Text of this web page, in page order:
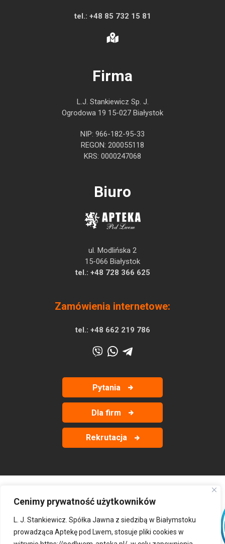
Cenimy prywatność użytkowników
L. J. Stankiewicz. Spółka Jawna z siedzibą w Białymstoku
prowadząca Aptekę pod Lwem, stosuje pliki cookies w
tel.: +48 85 732 15 81
Firma
L.J. Stankiewicz Sp. J.
Ogrodowa 19 15-027 Białystok
NIP: 966-182-95-33
REGON: 200055118
KRS: 0000247068
Biuro
ul. Modlińska 2
15-066 Białystok
tel.: +48 728 366 625
Zamówienia internetowe:
tel.: +48 662 219 786
Pytania
Dla firm
Rekrutacja
‹